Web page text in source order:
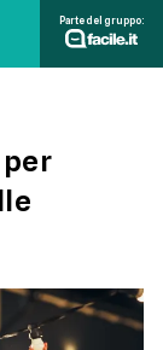
Parte del gruppo:
per